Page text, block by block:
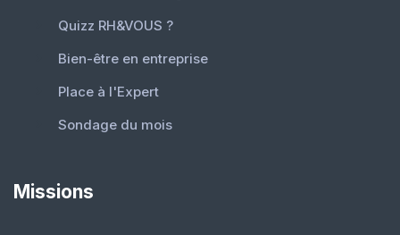
Quizz RH&VOUS ?
Bien-être en entreprise
Place à l'Expert
Sondage du mois
Missions